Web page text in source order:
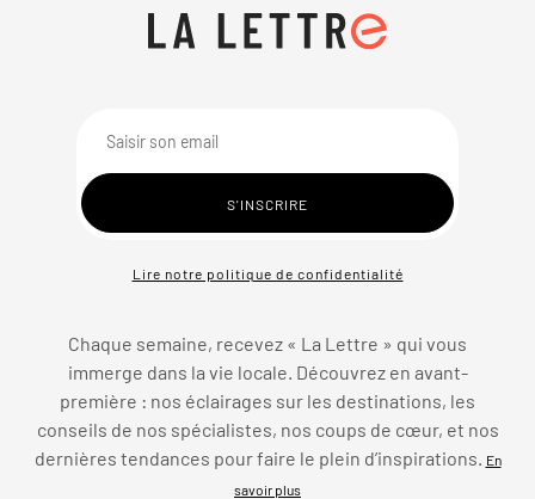
Lire notre politique de confidentialité
Chaque semaine, recevez « La Lettre » qui vous
immerge dans la vie locale. Découvrez en avant-
première : nos éclairages sur les destinations, les
conseils de nos spécialistes, nos coups de cœur, et nos
dernières tendances pour faire le plein d’inspirations.
En
savoir plus